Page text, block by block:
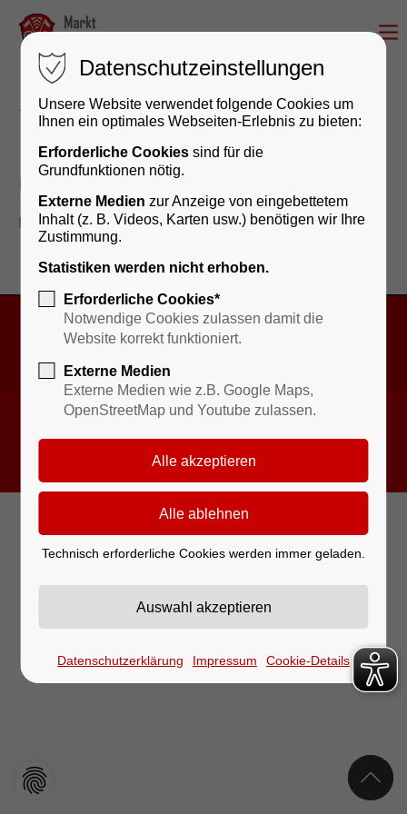
Übertragung erfolgreich
Übertragung erfolgreich
Ihre Daten wurden erfolgreich übermittelt.
Kontakt & Öffnungszeiten
© 2026 Markt Sulzbach a.Main
Datenschutz Barrierefreiheit
Datenschutzeinstellungen
Unsere Website verwendet folgende Cookies um
Ihnen ein optimales Webseiten-Erlebnis zu bieten:
Erforderliche Cookies sind für die
Grundfunktionen nötig.
Externe Medien zur Anzeige von eingebettetem
Inhalt (z. B. Videos, Karten usw.) benötigen wir Ihre
Zustimmung.
Statistiken werden nicht erhoben.
Erforderliche Cookies*
Notwendige Cookies zulassen damit die
Website korrekt funktioniert.
Externe Medien
Externe Medien wie z.B. Google Maps,
OpenStreetMap und Youtube zulassen.
Technisch erforderliche Cookies werden immer geladen.
Datenschutzerklärung Impressum Cookie-Details